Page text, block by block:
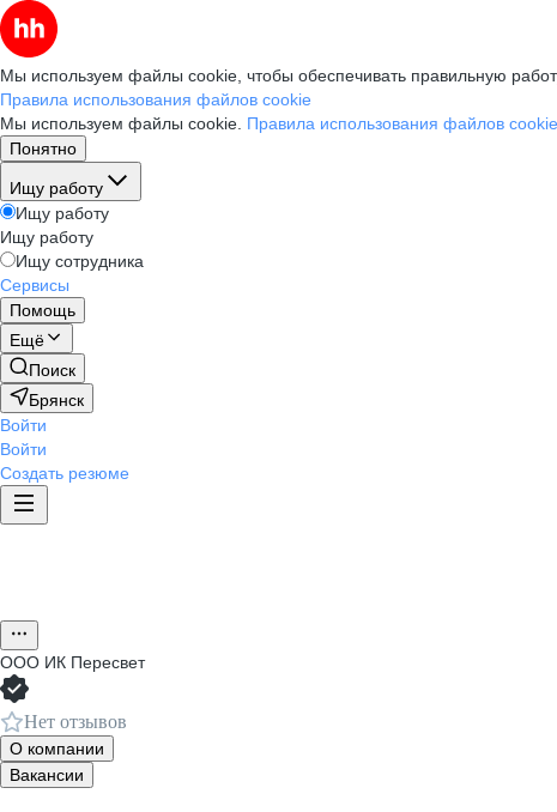
Мы используем файлы cookie, чтобы обеспечивать правильную
Правила использования файлов cookie
Мы используем файлы cookie. Правила использования файлов cookie
Понятно
Ищу работу
Ищу работу
Ищу работу
Ищу сотрудника
Сервисы
Помощь
Ещё
Поиск
Брянск
Войти
Войти
Создать резюме
ООО ИК Пересвет
Нет отзывов
О компании
Вакансии